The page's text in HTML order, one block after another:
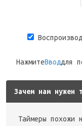
НажмитеВводдля
Зачем нам нужен
Таймеры похожи